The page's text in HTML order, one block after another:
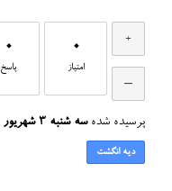
0
امتیاز
0
پاسخ
پرسیده شده سه شنبه ۳ شهریور ۱۳۹۴
دیه انگشت